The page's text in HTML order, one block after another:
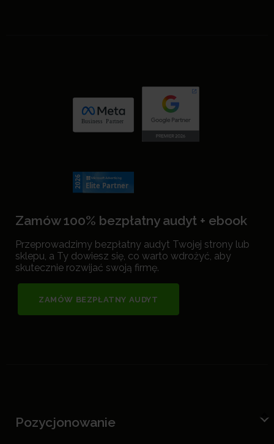
Zamów 100% bezpłatny audyt + ebook
Przeprowadzimy bezpłatny audyt Twojej strony lub
sklepu, a Ty dowiesz się, co warto wdrożyć, aby
skutecznie rozwijać swoją firmę.
ZAMÓW BEZPŁATNY AUDYT
Pozycjonowanie